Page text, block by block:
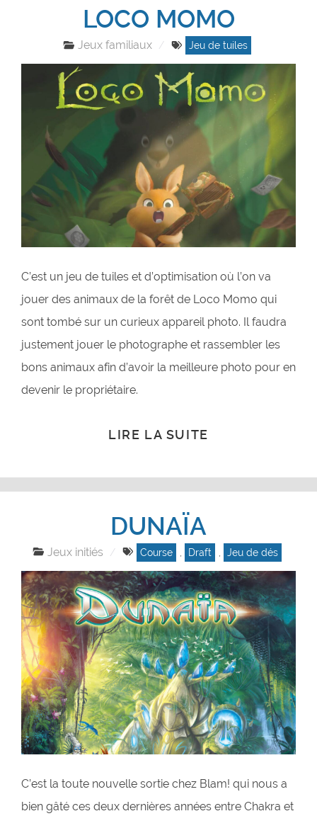
LOCO MOMO
Jeux familiaux Jeu de tuiles
C’est un jeu de tuiles et d’optimisation où l’on va
jouer des animaux de la forêt de Loco Momo qui
sont tombé sur un curieux appareil photo. Il faudra
justement jouer le photographe et rassembler les
bons animaux afin d’avoir la meilleure photo pour en
devenir le propriétaire.
LIRE LA SUITE
DUNAÏA
Jeux initiés Course Draft Jeu de dés
C’est la toute nouvelle sortie chez Blam! qui nous a
bien gâté ces deux dernières années entre Chakra et